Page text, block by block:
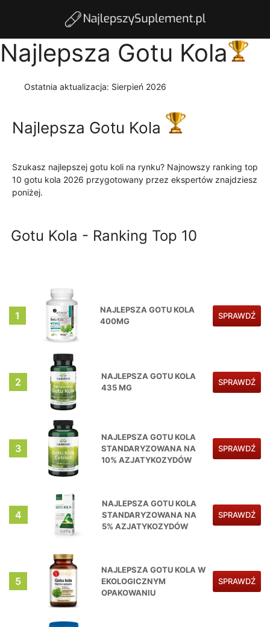
Najlepsza Gotu Kola
Ostatnia aktualizacja: Sierpień 2026
Najlepsza Gotu Kola
Szukasz najlepszej gotu koli na rynku? Najnowszy ranking top
10 gotu kola 2026 przygotowany przez ekspertów znajdziesz
poniżej.
Gotu Kola - Ranking Top 10
1
NAJLEPSZA GOTU KOLA
400MG
SPRAWDŹ
2
NAJLEPSZA GOTU KOLA
435 MG
SPRAWDŹ
3
NAJLEPSZA GOTU KOLA
STANDARYZOWANA NA
10% AZJATYKOZYDÓW
SPRAWDŹ
4
NAJLEPSZA GOTU KOLA
STANDARYZOWANA NA
5% AZJATYKOZYDÓW
SPRAWDŹ
5
NAJLEPSZA GOTU KOLA W
EKOLOGICZNYM
OPAKOWANIU
SPRAWDŹ